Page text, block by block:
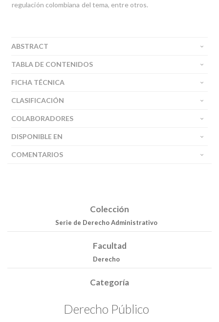
regulación colombiana del tema, entre otros.
ABSTRACT
TABLA DE CONTENIDOS
FICHA TÉCNICA
CLASIFICACIÓN
COLABORADORES
DISPONIBLE EN
COMENTARIOS
Colección
Serie de Derecho Administrativo
Facultad
Derecho
Categoría
Derecho Público